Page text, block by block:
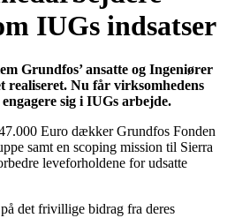
IUGs indsatser
Grundfos’ ansatte og Ingeniører
realiseret. Nu får virksomhedens
sig i IUGs arbejde.
Euro dækker Grundfos Fonden
samt en scoping mission til Sierra
leveforholdene for udsatte
det frivillige bidrag fra deres